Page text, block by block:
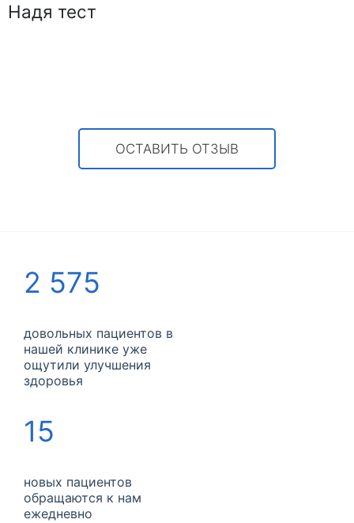
Надя тест
ОСТАВИТЬ ОТЗЫВ
2 575
довольных пациентов в
нашей клинике уже
ощутили улучшения
здоровья
15
новых пациентов
обращаются к нам
ежедневно